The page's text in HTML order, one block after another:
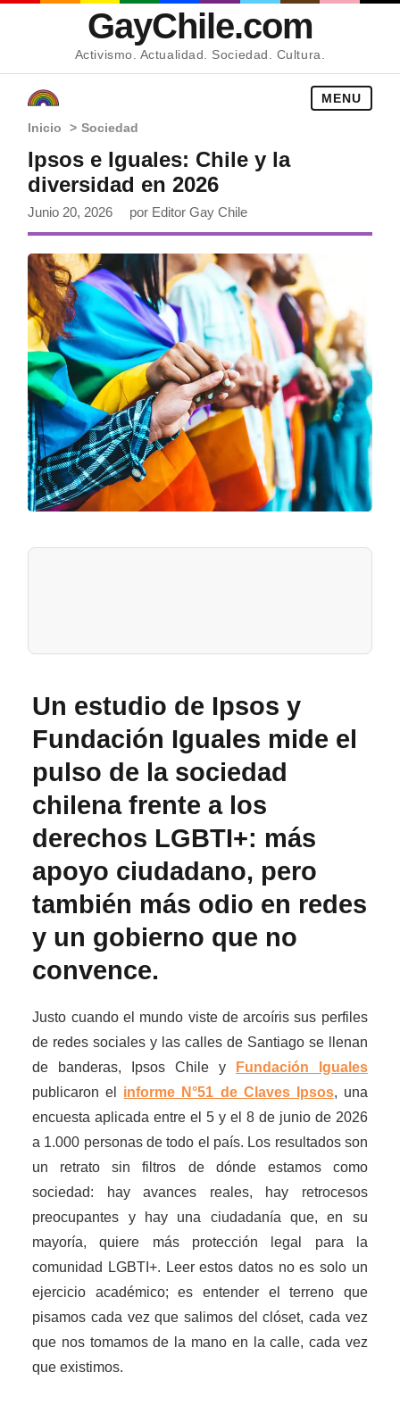
GayChile.com
Activismo. Actualidad. Sociedad. Cultura.
MENU
Inicio > Sociedad
Ipsos e Iguales: Chile y la
diversidad en 2026
Junio 20, 2026 por Editor Gay Chile
Un estudio de Ipsos y
Fundación Iguales mide el
pulso de la sociedad
chilena frente a los
derechos LGBTI+: más
apoyo ciudadano, pero
también más odio en redes
y un gobierno que no
convence.
Justo cuando el mundo viste de arcoíris sus perfiles
de redes sociales y las calles de Santiago se llenan
de banderas, Ipsos Chile y
Fundación Iguales
publicaron el informe N°51 de Claves Ipsos, una
encuesta aplicada entre el 5 y el 8 de junio de 2026
a 1.000 personas de todo el país. Los resultados son
un retrato sin filtros de dónde estamos como
sociedad: hay avances reales, hay retrocesos
preocupantes y hay una ciudadanía que, en su
mayoría, quiere más protección legal para la
comunidad LGBTI+. Leer estos datos no es solo un
ejercicio académico; es entender el terreno que
pisamos cada vez que salimos del clóset, cada vez
que nos tomamos de la mano en la calle, cada vez
que existimos.